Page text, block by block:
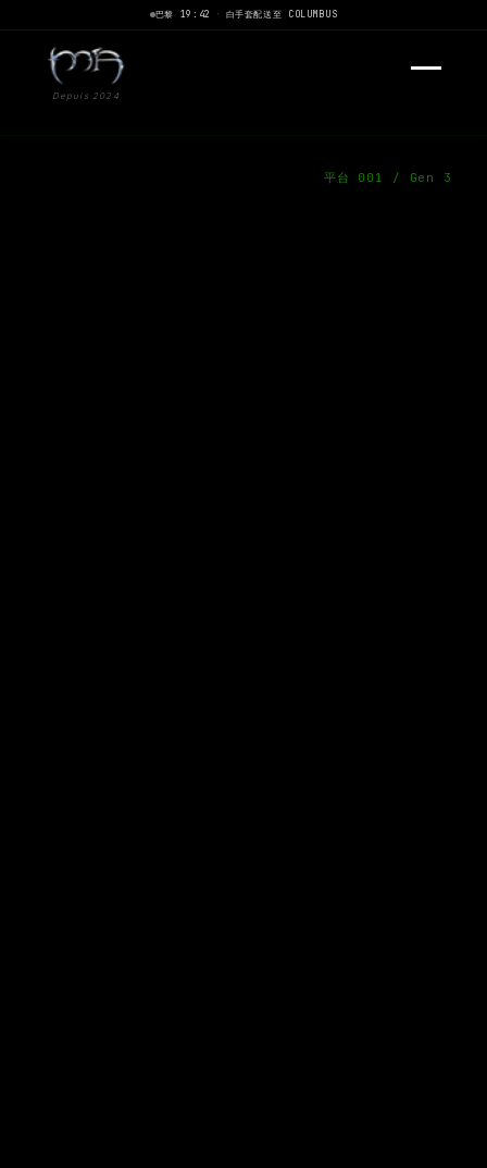
巴黎 19:42 · 白手套配送至 COLUMBUS
Depuis 2024
平台 001 / Gen 3